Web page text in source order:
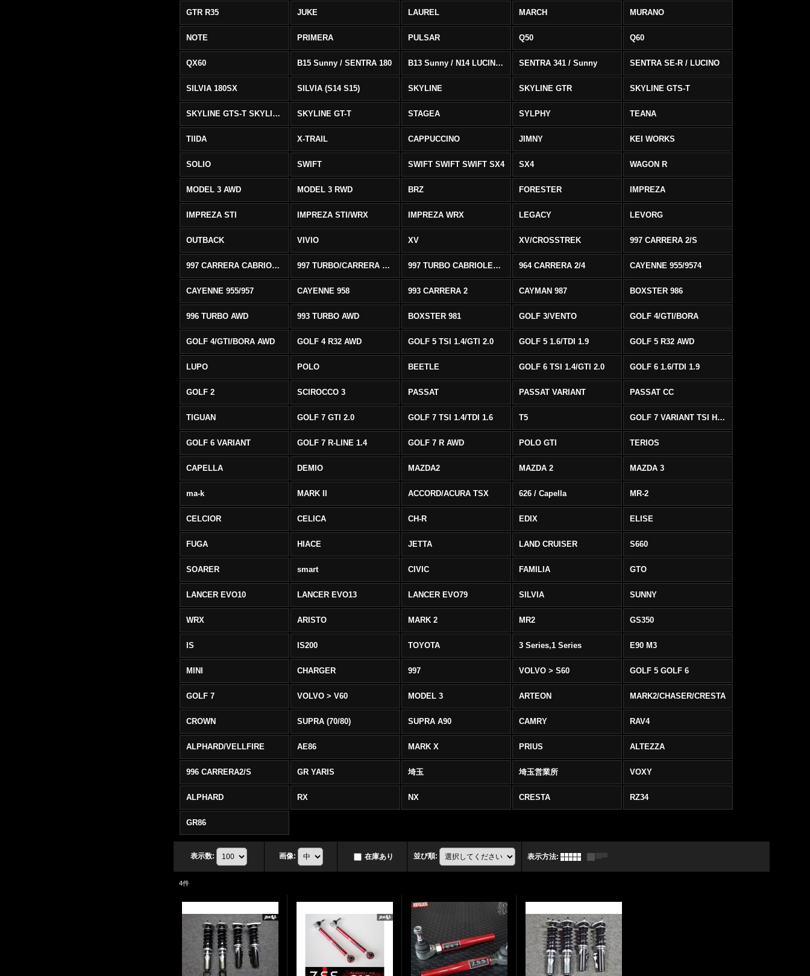
GTR R35 JUKE LAUREL MARCH MURANO
NOTE PRIMERA PULSAR Q50 Q60
QX60 B15 Sunny / SENTRA 180 B13 Sunny / N14 LUCINO / SENTRA 331 SENTRA 341 / Sunny SENTRA SE-R / LUCINO
SILVIA 180SX SILVIA (S14 S15) SKYLINE SKYLINE GTR SKYLINE GTS-T
SKYLINE GTS-T SKYLINE GTS-T SKYLINE GT-T STAGEA SYLPHY TEANA
TIIDA X-TRAIL CAPPUCCINO JIMNY KEI WORKS
SOLIO SWIFT SWIFT SWIFT SWIFT SX4 SX4 WAGON R
MODEL 3 AWD MODEL 3 RWD BRZ FORESTER IMPREZA
IMPREZA STI IMPREZA STI/WRX IMPREZA WRX LEGACY LEVORG
OUTBACK VIVIO XV XV/CROSSTREK 997 CARRERA 2/S
997 CARRERA CABRIOLET 2/S 997 TURBO/CARRERA 4/4S AWD 997 TURBO CABRIOLET AWD 964 CARRERA 2/4 CAYENNE 955/9574
CAYENNE 955/957 CAYENNE 958 993 CARRERA 2 CAYMAN 987 BOXSTER 986
996 TURBO AWD 993 TURBO AWD BOXSTER 981 GOLF 3/VENTO GOLF 4/GTI/BORA
GOLF 4/GTI/BORA AWD GOLF 4 R32 AWD GOLF 5 TSI 1.4/GTI 2.0 GOLF 5 1.6/TDI 1.9 GOLF 5 R32 AWD
LUPO POLO BEETLE GOLF 6 TSI 1.4/GTI 2.0 GOLF 6 1.6/TDI 1.9
GOLF 2 SCIROCCO 3 PASSAT PASSAT VARIANT PASSAT CC
TIGUAN GOLF 7 GTI 2.0 GOLF 7 TSI 1.4/TDI 1.6 T5 GOLF 7 VARIANT TSI HIGHLINE/R-LINE
GOLF 6 VARIANT GOLF 7 R-LINE 1.4 GOLF 7 R AWD POLO GTI TERIOS
CAPELLA DEMIO MAZDA2 MAZDA 2 MAZDA 3
ma-k MARK II ACCORD/ACURA TSX 626 / Capella MR-2
CELCIOR CELICA CH-R EDIX ELISE
FUGA HIACE JETTA LAND CRUISER S660
SOARER smart CIVIC FAMILIA GTO
LANCER EVO10 LANCER EVO13 LANCER EVO79 SILVIA SUNNY
WRX ARISTO MARK 2 MR2 GS350
IS IS200 TOYOTA 3 Series,1 Series E90 M3
MINI CHARGER 997 VOLVO > S60 GOLF 5 GOLF 6
GOLF 7 VOLVO > V60 MODEL 3 ARTEON MARK2/CHASER/CRESTA
CROWN SUPRA (70/80) SUPRA A90 CAMRY RAV4
ALPHARD/VELLFIRE AE86 MARK X PRIUS ALTEZZA
996 CARRERA2/S GR YARIS 埼玉 埼玉営業所 VOXY
ALPHARD RX NX CRESTA RZ34
GR86
表示数: 画像: 在庫あり 並び順: 表示方法:
4件